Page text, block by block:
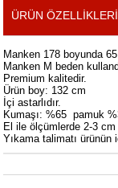
ÜRÜN ÖZELLIKLERI
Manken 178 boyunda
Manken M beden
Premium kalitedir.
Ürün boy: 132 cm
İçi astarlıdır.
Kumaşı: %65 pamuk
El ile ölçümlerde 2-3 cm
Yıkama talimatı